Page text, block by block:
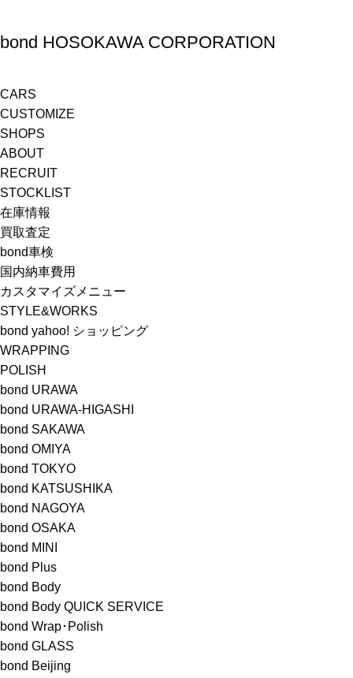
bond HOSOKAWA CORPORATION
CARS
CUSTOMIZE
SHOPS
ABOUT
RECRUIT
STOCKLIST
在庫情報
買取査定
bond車検
国内納車費用
カスタマイズメニュー
STYLE&WORKS
bond yahoo! ショッピング
WRAPPING
POLISH
bond URAWA
bond URAWA-HIGASHI
bond SAKAWA
bond OMIYA
bond TOKYO
bond KATSUSHIKA
bond NAGOYA
bond OSAKA
bond MINI
bond Plus
bond Body
bond Body QUICK SERVICE
bond Wrap･Polish
bond GLASS
bond Beijing